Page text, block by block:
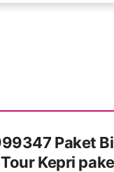
Paket
Kepri